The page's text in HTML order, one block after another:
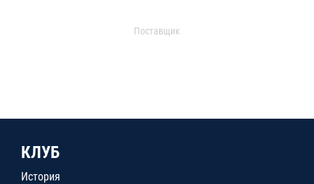
Поставщик
КЛУБ
История